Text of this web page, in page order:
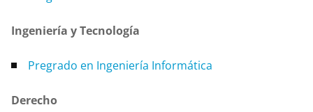
Ingeniería y Tecnología
Pregrado en Ingeniería Informática
Derecho